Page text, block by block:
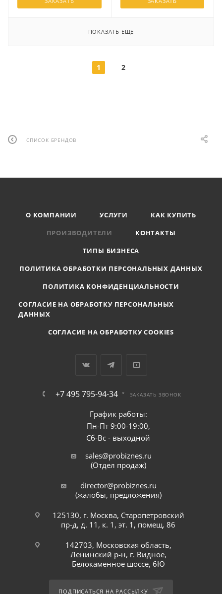
ПОКАЗАТЬ ЕЩЕ
1 2
СПИСОК БРЕНДОВ
О КОМПАНИИ УСЛУГИ
КАК КУПИТЬ
ПРОИЗВОДИТЕЛИ
КОНТАКТЫ
ТИПЫ БИЗНЕСА
ПОЛИТИКА ОБРАБОТКИ ПЕРСОНАЛЬНЫХ ДАННЫХ
ПОЛИТИКА КОНФИДЕНЦИАЛЬНОСТИ
СОГЛАСИЕ НА ОБРАБОТКУ ПЕРСОНАЛЬНЫХ
ДАННЫХ
СОГЛАСИЕ НА ОБРАБОТКУ COOKIES
+7 495 795-94-34 ЗАКАЗАТЬ ЗВОНОК
График работы:
Пн-Пт 9:00-19:00,
Сб-Вс - выходной
sales@probiznes.ru
(Отдел продаж)
director@probiznes.ru
(жалобы, предложения)
125130, г. Москва, Старопетровский
пр-д, д. 11, к. 1, эт. 1, помещ. 86
142703, Московская область,
Ленинский р-н, г. Видное,
Белокаменное шоссе, 6Ю
ПОДПИСАТЬСЯ НА РАССЫЛКУ